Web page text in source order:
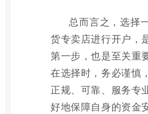
总而言之，选择
货专卖店进行开户，
第一步，也是至关重
在选择时，务必谨慎
正规、可靠、服务专
好地保障自身的资金